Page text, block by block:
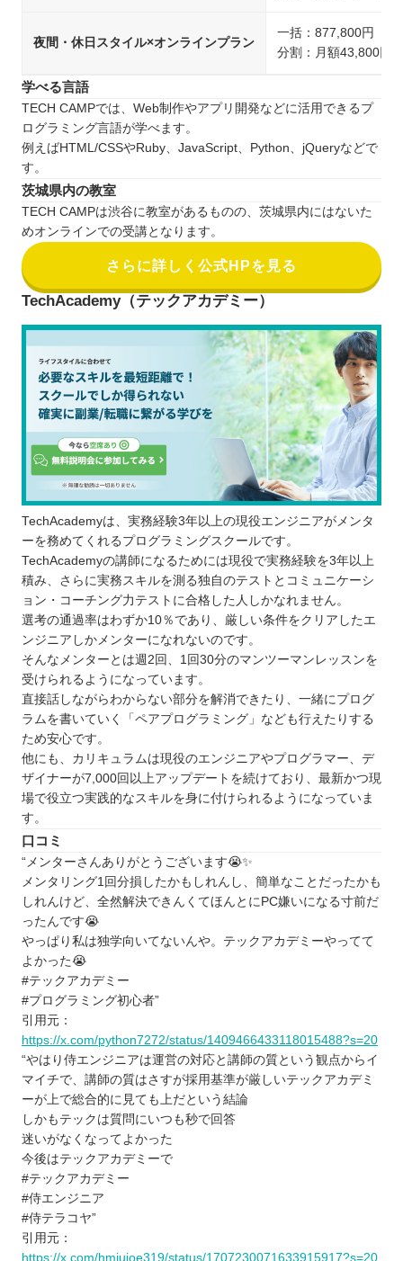
夜間・休日スタイル×オンラインプラン
一括：877,800円（税
分割：月額43,800円
学べる言語
TECH CAMPでは、Web制作やアプリ開発などに活用できるプ
ログラミング言語が学べます。
例えばHTML/CSSやRuby、JavaScript、Python、jQueryなどで
す。
茨城県内の教室
TECH CAMPは渋谷に教室があるものの、茨城県内にはないた
めオンラインでの受講となります。
さらに詳しく公式HPを見る
TechAcademy（テックアカデミー）
TechAcademyは、実務経験3年以上の現役エンジニアがメンタ
ーを務めてくれるプログラミングスクールです。
TechAcademyの講師になるためには現役で実務経験を3年以上
積み、さらに実務スキルを測る独自のテストとコミュニケーシ
ョン・コーチング力テストに合格した人しかなれません。
選考の通過率はわずか10％であり、厳しい条件をクリアしたエ
ンジニアしかメンターになれないのです。
そんなメンターとは週2回、1回30分のマンツーマンレッスンを
受けられるようになっています。
直接話しながらわからない部分を解消できたり、一緒にプログ
ラムを書いていく「ペアプログラミング」なども行えたりする
ため安心です。
他にも、カリキュラムは現役のエンジニアやプログラマー、デ
ザイナーが7,000回以上アップデートを続けており、最新かつ現
場で役立つ実践的なスキルを身に付けられるようになっていま
す。
口コミ
“メンターさんありがとうございます😭✨
メンタリング1回分損したかもしれんし、簡単なことだったかも
しれんけど、全然解決できんくてほんとにPC嫌いになる寸前だ
ったんです😭
やっぱり私は独学向いてないんや。テックアカデミーやってて
よかった😭
#テックアカデミー
#プログラミング初心者”
引用元：
https://x.com/python7272/status/1409466433118015488?s=20
“やはり侍エンジニアは運営の対応と講師の質という観点からイ
マイチで、講師の質はさすが採用基準が厳しいテックアカデミ
ーが上で総合的に見ても上だという結論
しかもテックは質問にいつも秒で回答
迷いがなくなってよかった
今後はテックアカデミーで
#テックアカデミー
#侍エンジニア
#侍テラコヤ”
引用元：
https://x.com/hmiujoe319/status/1707230071633915917?s=20